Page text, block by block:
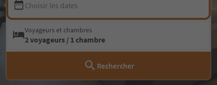
Choisir les dates
Voyageurs et chambres
2 voyageurs / 1 chambre
Rechercher